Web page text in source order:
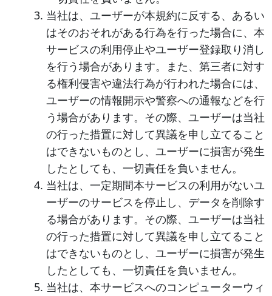
当社は、ユーザーが本規約に反する、あるい
はそのおそれがある行為を行った場合に、本
サービスの利用停止やユーザー登録取り消し
を行う場合があります。また、第三者に対す
る権利侵害や違法行為が行われた場合には、
ユーザーの情報開示や警察への通報などを行
う場合があります。その際、ユーザーは当社
の行った措置に対して異議を申し立てること
はできないものとし、ユーザーに損害が発生
したとしても、一切責任を負いません。
当社は、一定期間本サービスの利用がないユ
ーザーのサービスを停止し、データを削除す
る場合があります。その際、ユーザーは当社
の行った措置に対して異議を申し立てること
はできないものとし、ユーザーに損害が発生
したとしても、一切責任を負いません。
当社は、本サービスへのコンピューターウィ